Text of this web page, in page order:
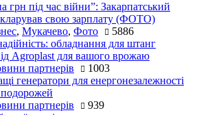
грн під час війни”: Закарпатський
свою зарплату (ФОТО)
, Мукачево, Фото
5886
обладнання для штанг
Agroplast для вашого врожаю
партнерів
1003
генератори для енергонезалежності
подорожей
партнерів
939